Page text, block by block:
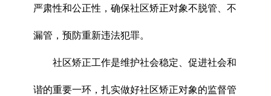
严肃性和公正性，确保社区矫正对象不脱管、不
漏管，预防重新违法犯罪。
社区矫正工作是维护社会稳定、促进社会和
谐的重要一环，扎实做好社区矫正对象的监督管